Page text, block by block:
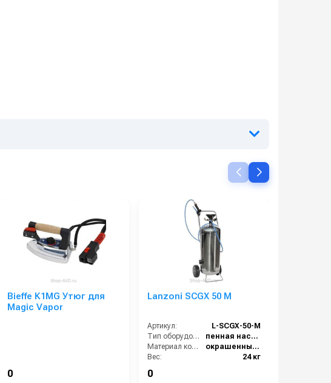
Bieffe K1MG Утюг для
Magic Vapor
0
Lanzoni SCGX 50 M
Артикул:
L-SCGX-50-M
Тип оборудования:
пенная насадка
Материал корпуса:
окрашенный металл
Вес:
24 кг
Гарантия:
0